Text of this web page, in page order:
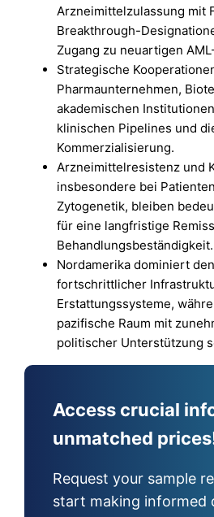
Arzneimittelzulassung mit
Breakthrough-
Zugang zu neuartigen
Strategische
Pharmaunternehmen,
akademischen
klinischen Pipelines und
Kommerzialisierung.
Arzneimittelresistenz und
insbesondere bei
Zytogenetik, bleiben
für eine langfristige
Behandlungsbeständigkeit.
Nordamerika dominiert
fortschrittlicher
Erstattungssysteme,
pazifische Raum mit
politischer Unterstützung
Access crucial
unmatched
Request your sample
start making informed